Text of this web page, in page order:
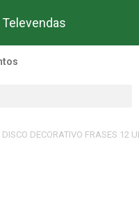
Televendas
DISCO DECORATIVO FRASES 12